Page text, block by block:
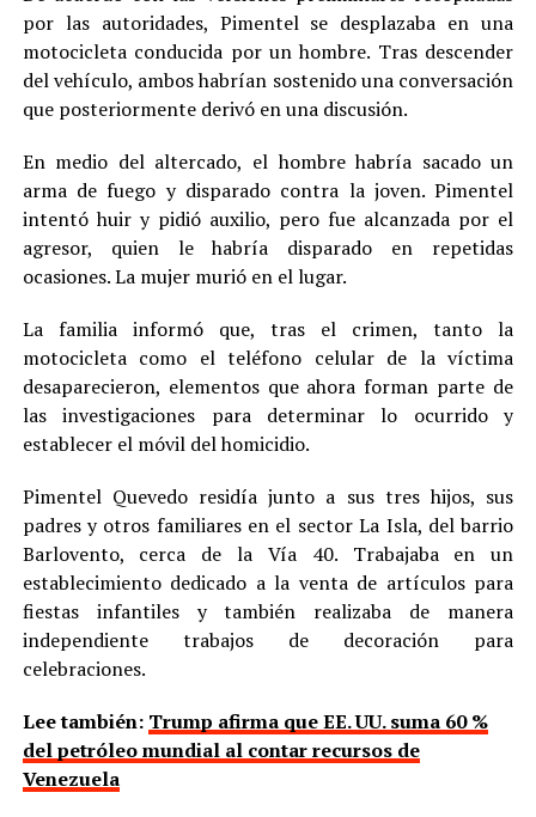
por las autoridades, Pimentel se desplazaba en una
motocicleta conducida por un hombre. Tras descender
del vehículo, ambos habrían sostenido una conversación
que posteriormente derivó en una discusión.
En medio del altercado, el hombre habría sacado un
arma de fuego y disparado contra la joven. Pimentel
intentó huir y pidió auxilio, pero fue alcanzada por el
agresor, quien le habría disparado en repetidas
ocasiones. La mujer murió en el lugar.
La familia informó que, tras el crimen, tanto la
motocicleta como el teléfono celular de la víctima
desaparecieron, elementos que ahora forman parte de
las investigaciones para determinar lo ocurrido y
establecer el móvil del homicidio.
Pimentel Quevedo residía junto a sus tres hijos, sus
padres y otros familiares en el sector La Isla, del barrio
Barlovento, cerca de la Vía 40. Trabajaba en un
establecimiento dedicado a la venta de artículos para
fiestas infantiles y también realizaba de manera
independiente trabajos de decoración para
celebraciones.
Lee también: Trump afirma que EE. UU. suma 60 %
del petróleo mundial al contar recursos de
Venezuela